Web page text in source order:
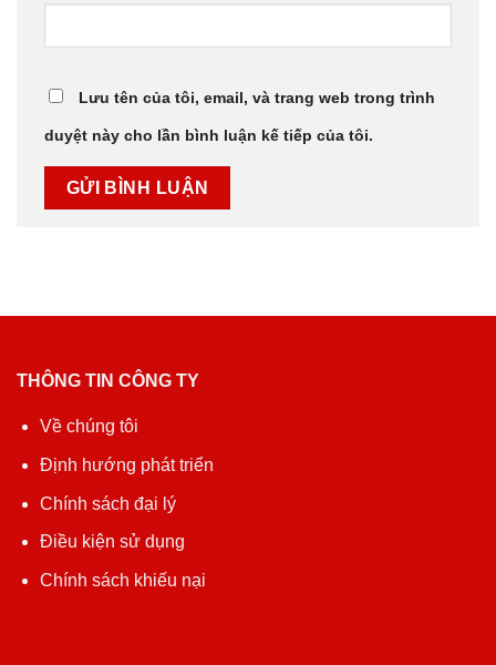
Lưu tên của tôi, email, và trang web trong trình
duyệt này cho lần bình luận kế tiếp của tôi.
THÔNG TIN CÔNG TY
Về chúng tôi
Định hướng phát triển
Chính sách đại lý
Điều kiện sử dụng
Chính sách khiếu nại